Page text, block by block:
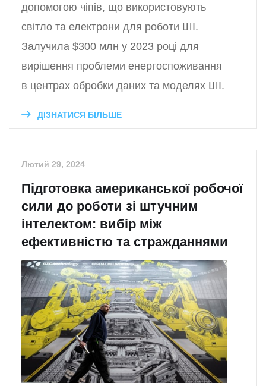
допомогою чіпів, що використовують
світло та електрони для роботи ШІ.
Залучила $300 млн у 2023 році для
вирішення проблеми енергоспоживання
в центрах обробки даних та моделях ШІ.
ДІЗНАТИСЯ БІЛЬШЕ
Лютий 29, 2024
Підготовка американської робочої
сили до роботи зі штучним
інтелектом: вибір між
ефективністю та стражданнями